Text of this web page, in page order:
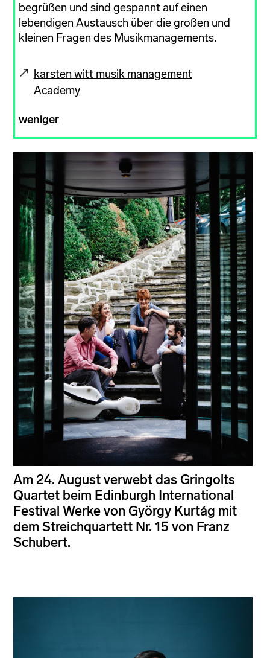
begrüßen und sind gespannt auf einen
lebendigen Austausch über die großen und
kleinen Fragen des Musikmanagements.
karsten witt musik management
Academy
weniger
Am 24. August verwebt das Gringolts
Quartet beim Edinburgh International
Festival Werke von György Kurtág mit
dem Streichquartett Nr. 15 von Franz
Schubert.